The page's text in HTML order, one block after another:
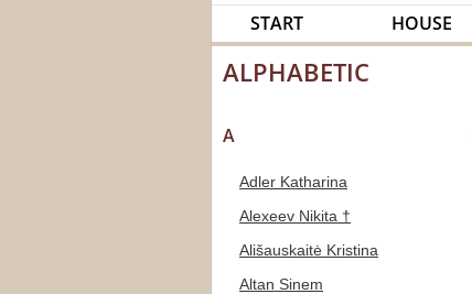
START HOUSE
ALPHABETIC
A
Adler Katharina
Alexeev Nikita †
Ališauskaitė Kristina
Altan Sinem